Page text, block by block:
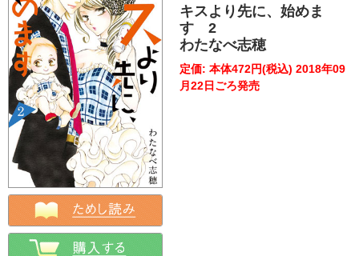
キスより先に、始めま
す 2
わたなべ志穂
定価: 本体472円(税込) 2018年09
月22日ごろ発売